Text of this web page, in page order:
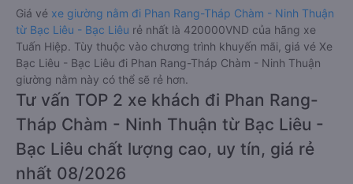
Giá vé xe giường nằm đi Phan Rang-Tháp Chàm - Ninh Thuận
từ Bạc Liêu - Bạc Liêu rẻ nhất là 420000VND của hãng xe
Tuấn Hiệp. Tùy thuộc vào chương trình khuyến mãi, giá vé Xe
Bạc Liêu - Bạc Liêu đi Phan Rang-Tháp Chàm - Ninh Thuận
giường nằm này có thể sẽ rẻ hơn.
Tư vấn TOP 2 xe khách đi Phan Rang-
Tháp Chàm - Ninh Thuận từ Bạc Liêu -
Bạc Liêu chất lượng cao, uy tín, giá rẻ
nhất 08/2026